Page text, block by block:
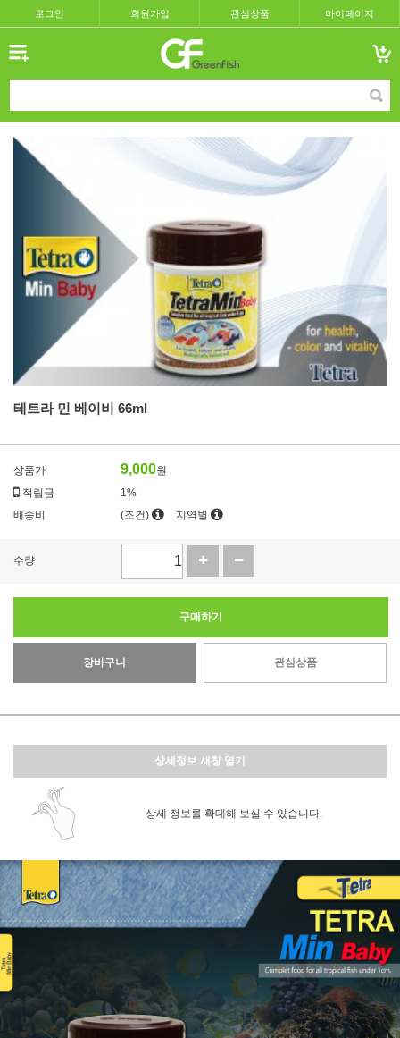
로그인 회원가입 관심상품 마이페이지
테트라 민 베이비 66ml
상품가 9,000원
적립금
1%
배송비
(조건) 지역별
수량
구매하기
장바구니 관심상품
상세정보 새창 열기
상세 정보를 확대해 보실 수 있습니다.